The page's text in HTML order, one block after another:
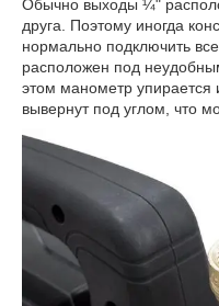
Обычно выходы ¼"
друга. Поэтому иногда
нормально подключить
расположен под
этом манометр упирается
вывернут под углом, что